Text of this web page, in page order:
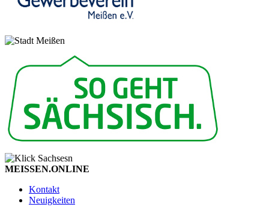
MEISSEN.ONLINE
Kontakt
Neuigkeiten